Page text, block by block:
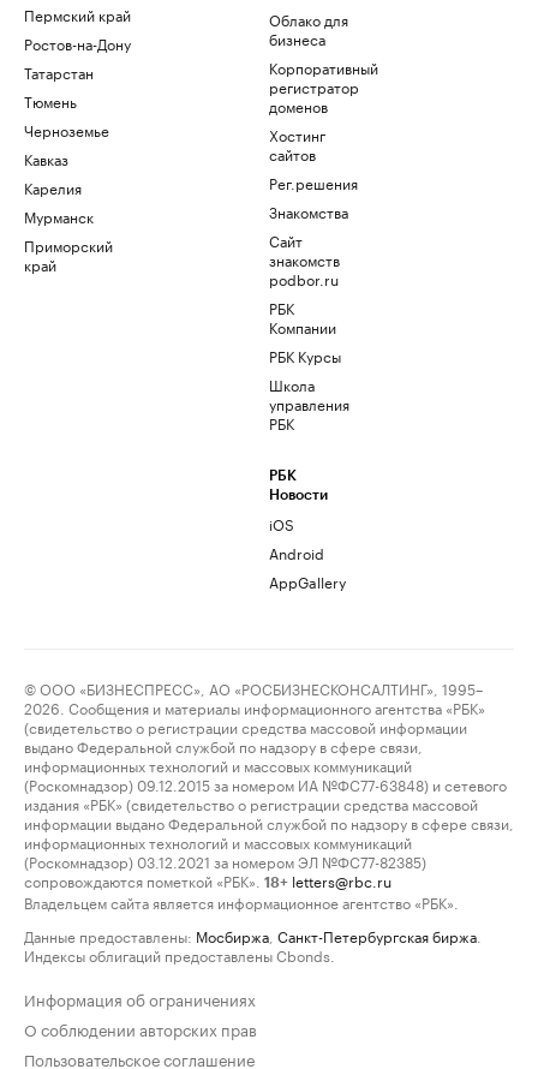
Пермский край
Ростов-на-Дону
Татарстан
Тюмень
Черноземье
Кавказ
Карелия
Мурманск
Приморский
край
Облако для
бизнеса
Корпоративный
регистратор
доменов
Хостинг
сайтов
Рег.решения
Знакомства
Сайт
знакомств
podbor.ru
РБК
Компании
РБК Курсы
Школа
управления
РБК
РБК
Новости
iOS
Android
AppGallery
© ООО «БИЗНЕСПРЕСС», АО «РОСБИЗНЕСКОНСАЛТИНГ», 1995–
2026. Сообщения и материалы информационного агентства «РБК»
(свидетельство о регистрации средства массовой информации
выдано Федеральной службой по надзору в сфере связи,
информационных технологий и массовых коммуникаций
(Роскомнадзор) 09.12.2015 за номером ИА №ФС77-63848) и сетевого
издания «РБК» (свидетельство о регистрации средства массовой
информации выдано Федеральной службой по надзору в сфере связи,
информационных технологий и массовых коммуникаций
(Роскомнадзор) 03.12.2021 за номером ЭЛ №ФС77-82385)
сопровождаются пометкой «РБК».
18+ letters@rbc.ru
Владельцем сайта является информационное агентство «РБК».
Данные предоставлены: Мосбиржа Санкт-Петербургская биржа
Индексы облигаций предоставлены Cbonds.
Информация об ограничениях
О соблюдении авторских прав
Пользовательское соглашение